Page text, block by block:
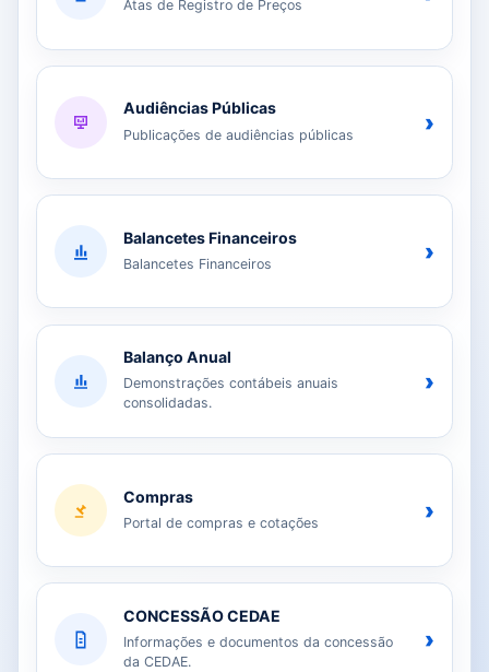
Atas de Registro de Preços
Audiências Públicas
Publicações de audiências públicas ›
Balancetes Financeiros
Balancetes Financeiros ›
Balanço Anual
Demonstrações contábeis anuais
consolidadas.
›
Compras
Portal de compras e cotações ›
CONCESSÃO CEDAE
Informações e documentos da concessão
da CEDAE.
›